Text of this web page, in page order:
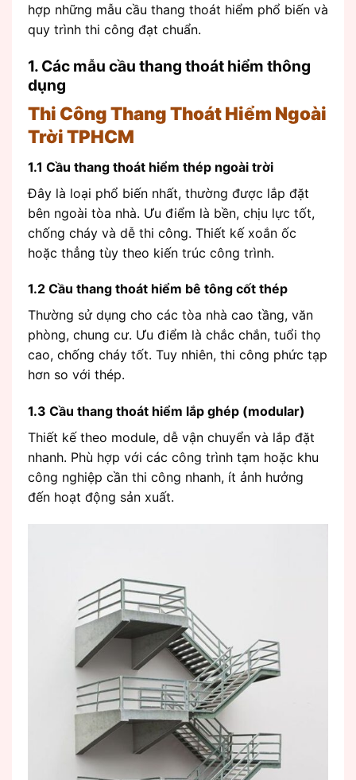
hợp những mẫu cầu thang thoát hiểm phổ biến và
quy trình thi công đạt chuẩn.
1. Các mẫu cầu thang thoát hiểm thông
dụng
Thi Công Thang Thoát Hiểm Ngoài
Trời TPHCM
1.1 Cầu thang thoát hiểm thép ngoài trời
Đây là loại phổ biến nhất, thường được lắp đặt
bên ngoài tòa nhà. Ưu điểm là bền, chịu lực tốt,
chống cháy và dễ thi công. Thiết kế xoắn ốc
hoặc thẳng tùy theo kiến trúc công trình.
1.2 Cầu thang thoát hiểm bê tông cốt thép
Thường sử dụng cho các tòa nhà cao tầng, văn
phòng, chung cư. Ưu điểm là chắc chắn, tuổi thọ
cao, chống cháy tốt. Tuy nhiên, thi công phức tạp
hơn so với thép.
1.3 Cầu thang thoát hiểm lắp ghép (modular)
Thiết kế theo module, dễ vận chuyển và lắp đặt
nhanh. Phù hợp với các công trình tạm hoặc khu
công nghiệp cần thi công nhanh, ít ảnh hưởng
đến hoạt động sản xuất.